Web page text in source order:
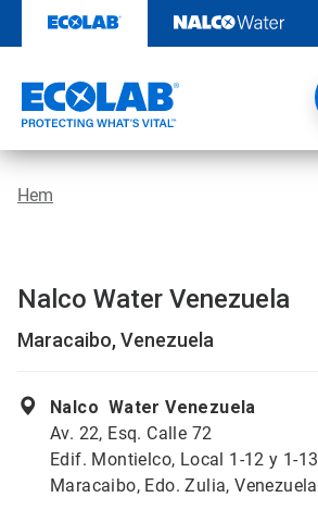
innehåll
Hem
Nalco Water Venezuela
Maracaibo, Venezuela
Nalco Water Venezuela
Av. 22, Esq. Calle 72
Edif. Montielco, Local 1-12 y 1-13
Maracaibo, Edo. Zulia, Venezuela